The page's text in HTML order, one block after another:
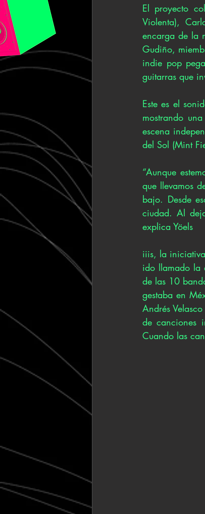
El proyecto
Violenta),
encarga de la
Gudiño,
indie pop
guitarras que
Este es el
mostrando
escena
del Sol (Mint
“Aunque
que llevamos
bajo. Desde
ciudad. Al
explica Yöels
iiis, la
ido llamado la
de las 10
gestaba en
Andrés
de canciones
Cuando las